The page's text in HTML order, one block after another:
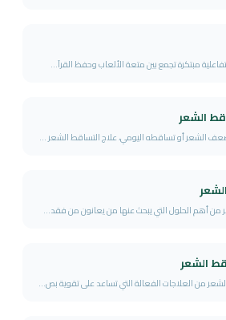
مبتكرة تجمع بين متعة الألعاب وحفظ القرآ...
الشعر
الشعر أو تساقطه اليومي، علاج التساقط الشعر ...
من أهم الحلول التي يبحث عنها من يعانون من فقد...
الشعر
من العلاجات الفعالة التي تساعد على تقوية بص...